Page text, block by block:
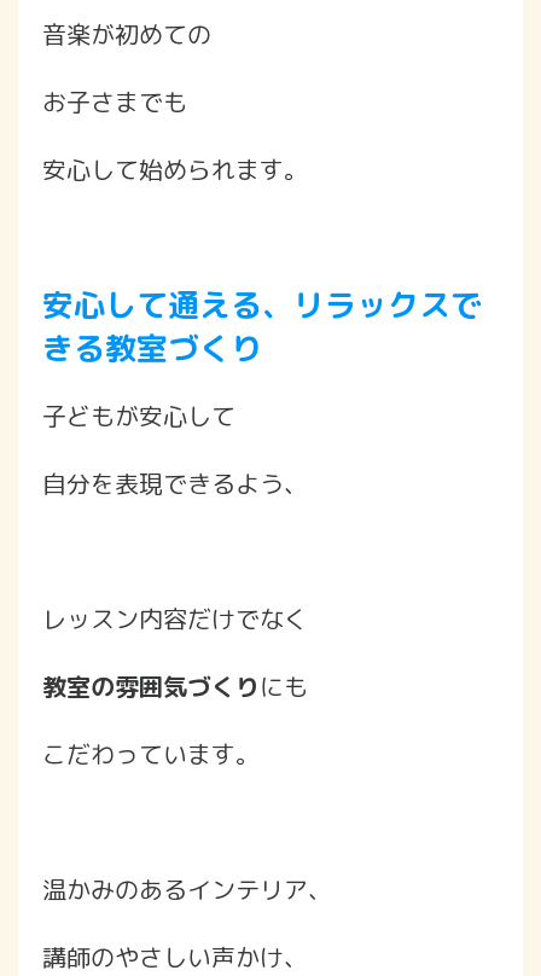
音楽が初めての
お子さまでも
安心して始められます。
安心して通える、リラックスで
きる教室づくり
子どもが安心して
自分を表現できるよう、
レッスン内容だけでなく
教室の雰囲気づくりにも
こだわっています。
温かみのあるインテリア、
講師のやさしい声かけ、